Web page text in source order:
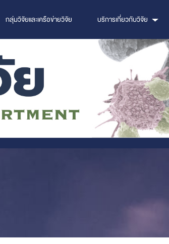
กลุ่มวิจัยและเครือข่ายวิจัย บริการเกี่ยวกับวิจัย